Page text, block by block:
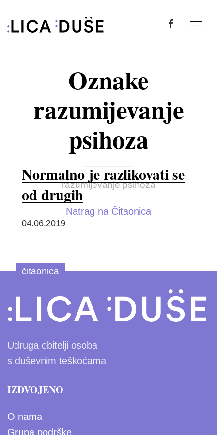
Oznake
razumijevanje
psihoza
razumijevanje psihoza
Natrag na Čitaonica
čitaonica
Normalno je razlikovati se
od drugih
04.06.2019
Udruga obitelji osoba
s duševnim teškoćama
IZDVOJENO
O nama
Grupa podrške